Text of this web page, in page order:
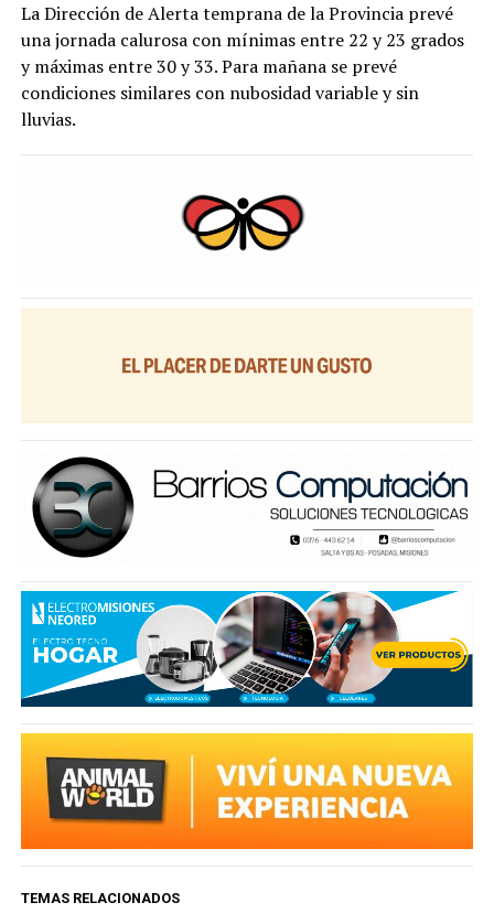
La Dirección de Alerta temprana de la Provincia prevé
una jornada calurosa con mínimas entre 22 y 23 grados
y máximas entre 30 y 33. Para mañana se prevé
condiciones similares con nubosidad variable y sin
lluvias.
TEMAS RELACIONADOS